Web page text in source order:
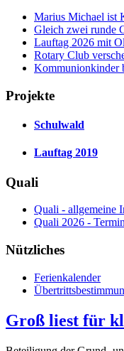
Marius Michael ist
Gleich zwei runde
Lauftag 2026 mit
Rotary Club
Kommunionkinder
Projekte
Schulwald
Lauftag 2019
Quali
Quali - allgemeine
Quali 2026 -
Nützliches
Ferienkalender
Groß liest für